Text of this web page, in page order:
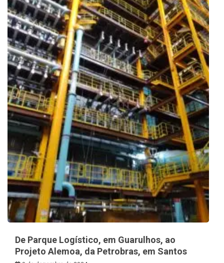
De Parque Logístico, em Guarulhos, ao
Projeto Alemoa, da Petrobras, em Santos